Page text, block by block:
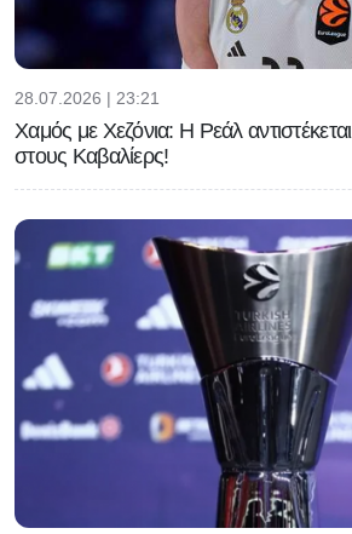
28.07.2026 | 23:21
Χαμός με Χεζόνια: Η Ρεάλ
στους Καβαλίερς!